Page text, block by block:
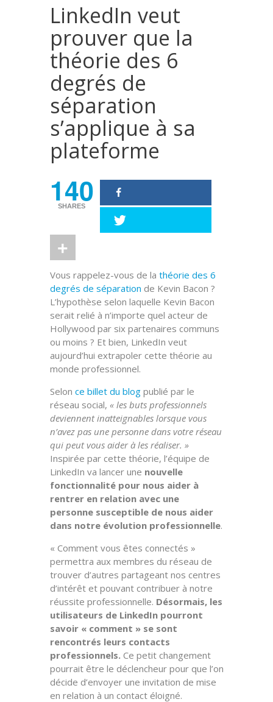
LinkedIn veut
prouver que la
théorie des 6
degrés de
séparation
s’applique à sa
plateforme
140
SHARES
Vous rappelez-vous de la théorie des 6
degrés de séparation de Kevin Bacon ?
L’hypothèse selon laquelle Kevin Bacon
serait relié à n’importe quel acteur de
Hollywood par six partenaires communs
ou moins ? Et bien, LinkedIn veut
aujourd’hui extrapoler cette théorie au
monde professionnel.
Selon ce billet du blogpublié par le
réseau social, « les buts professionnels
deviennent inatteignables lorsque vous
n’avez pas une personne dans votre réseau
qui peut vous aider à les réaliser. »
Inspirée par cette théorie, l’équipe de
LinkedIn va lancer une nouvelle
fonctionnalité pour nous aider à
rentrer en relation avec une
personne susceptible de nous aider
dans notre évolution professionnelle.
« Comment vous êtes connectés »
permettra aux membres du réseau de
trouver d’autres partageant nos centres
d’intérêt et pouvant contribuer à notre
réussite professionnelle. Désormais, les
utilisateurs de LinkedIn pourront
savoir « comment » se sont
rencontrés leurs contacts
professionnels. Ce petit changement
pourrait être le déclencheur pour que l’on
décide d’envoyer une invitation de mise
en relation à un contact éloigné.